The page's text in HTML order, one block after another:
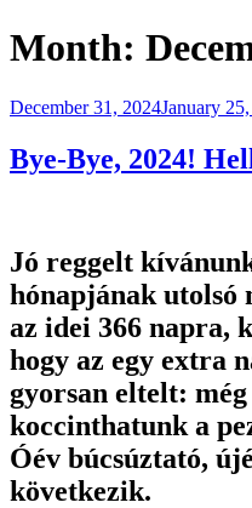
Month:
Posted
December 31, 2024January
Bye-Bye, 2024!
Jó reggelt
hónapjának utolsó
az idei 366 napra,
hogy az egy extra
gyorsan eltelt:
koccinthatunk a
Óév búcsúztató,
következik.